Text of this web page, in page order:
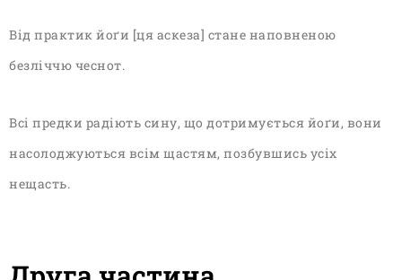
Від практик йоґи [ця аскеза] стане наповненою
безліччю чеснот.
Всі предки радіють сину, що дотримується йоґи, вони
насолоджуються всім щастям, позбувшись усіх
нещасть.